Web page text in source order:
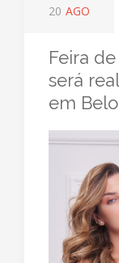
20 AGO
Feira
será
em